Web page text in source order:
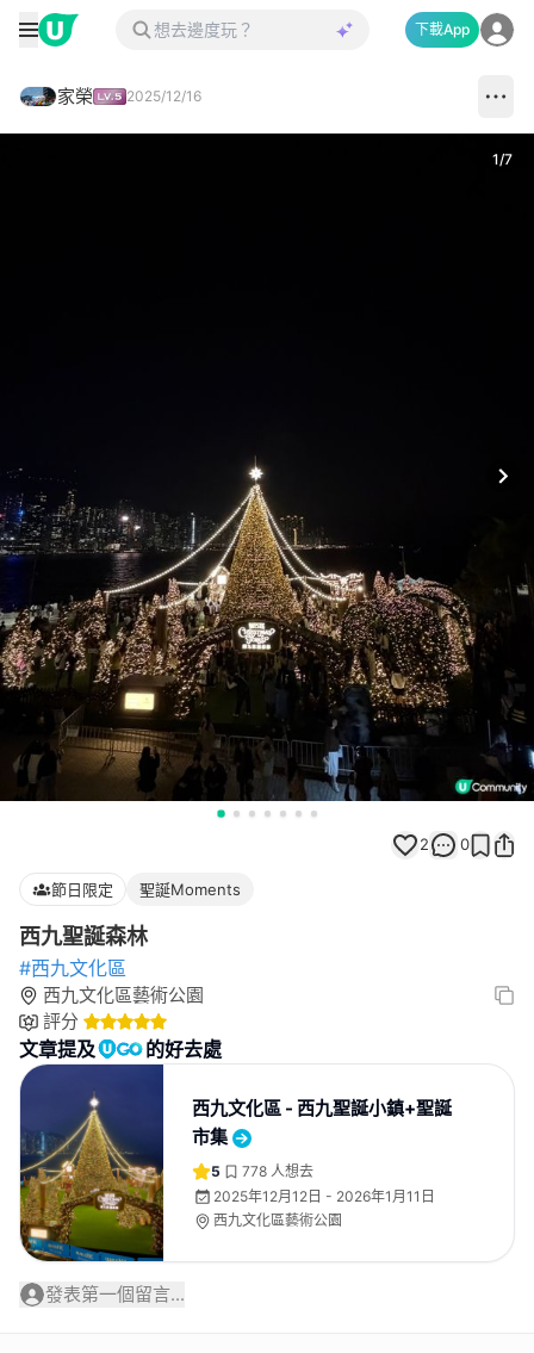
下載App
家榮 2025/12/16
1/7
2 0
節日限定 聖誕Moments
西九聖誕森林
#西九文化區
西九文化區藝術公園
評分
文章提及 的好去處
西九文化區 - 西九聖誕小鎮+聖誕
市集
5 778 人想去
2025年12月12日 - 2026年1月11日
西九文化區藝術公園
發表第一個留言...